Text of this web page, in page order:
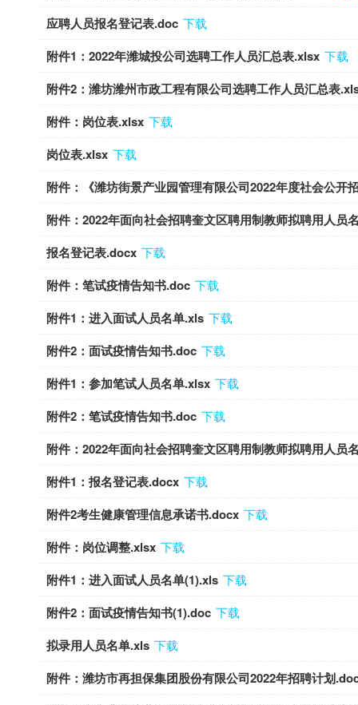
应聘人员报名登记表.doc 下载
附件1：2022年潍城投公司选聘工作人员汇总表.xlsx 下载
附件2：潍坊潍州市政工程有限公司选聘工作人员汇总表
附件：岗位表.xlsx 下载
岗位表.xlsx 下载
附件：《潍坊街景产业园管理有限公司2022年度社会公开
附件：2022年面向社会招聘奎文区聘用制教师拟聘用人员
报名登记表.docx 下载
附件：笔试疫情告知书.doc 下载
附件1：进入面试人员名单.xls 下载
附件2：面试疫情告知书.doc 下载
附件1：参加笔试人员名单.xlsx 下载
附件2：笔试疫情告知书.doc 下载
附件：2022年面向社会招聘奎文区聘用制教师拟聘用人员
附件1：报名登记表.docx 下载
附件2考生健康管理信息承诺书.docx 下载
附件：岗位调整.xlsx 下载
附件1：进入面试人员名单(1).xls 下载
附件2：面试疫情告知书(1).doc 下载
拟录用人员名单.xls 下载
附件：潍坊市再担保集团股份有限公司2022年招聘计划